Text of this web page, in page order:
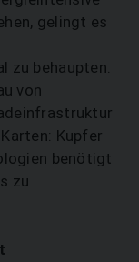
gelingt es
zu behaupten.
von
Kupfer
benötigt
zu